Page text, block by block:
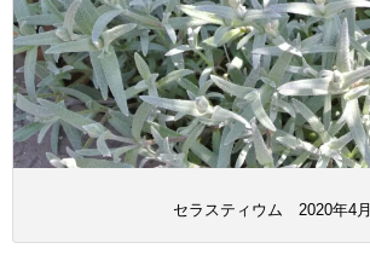
セラスティウム 2020年4月